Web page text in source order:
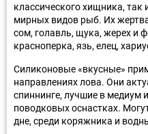
классического хищника,
мирных видов рыб. Их
сом, голавль, щука, жерех и
красноперка, язь, елец,
Силиконовые «вкусные»
направлениях лова. Они
спиннинге, лучшие в медиум
поводковых оснастках.
дне, среди коряжника и